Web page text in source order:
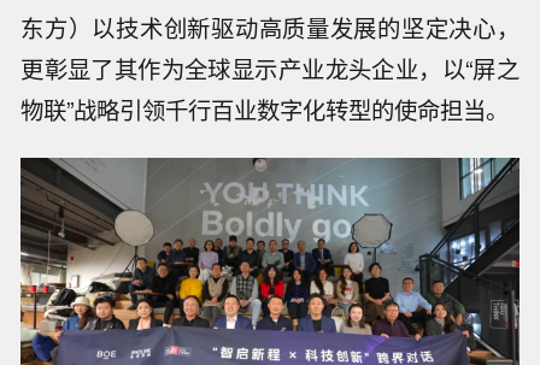
东方）以技术创新驱动高质量发展的坚定决心，
更彰显了其作为全球显示产业龙头企业，以“屏之
物联”战略引领千行百业数字化转型的使命担当。